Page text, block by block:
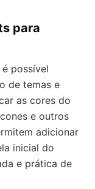
para
possível
de temas e
as cores do
e outros
adicionar
inicial do
e prática de